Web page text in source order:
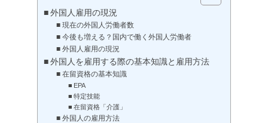
外国人雇用の現況
現在の外国人労働者数
今後も増える？国内で働く外国人労働者
外国人雇用の現況
外国人を雇用する際の基本知識と雇用方法
在留資格の基本知識
EPA
特定技能
在留資格「介護」
外国人の雇用方法